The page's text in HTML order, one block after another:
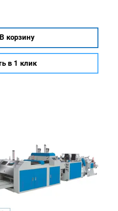
В корзину
в 1 клик